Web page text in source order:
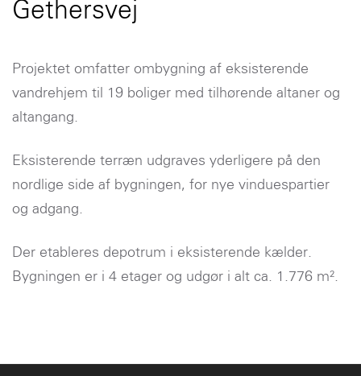
Gethersvej
Projektet omfatter ombygning af eksisterende
vandrehjem til 19 boliger med tilhørende altaner og
altangang.
Eksisterende terræn udgraves yderligere på den
nordlige side af bygningen, for nye vinduespartier
og adgang.
Der etableres depotrum i eksisterende kælder.
Bygningen er i 4 etager og udgør i alt ca. 1.776 m².